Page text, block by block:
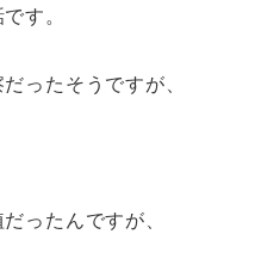
す。
ったそうですが、
ったんですが、